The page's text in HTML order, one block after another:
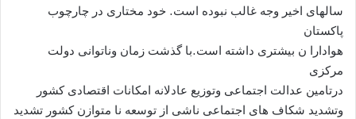
سالهای اخیر وجه غالب نبوده است. خود مختاری در چارچوب
پاکستان
هوادارا ن بیشتری داشته است.با گذشت زمان وناتوانی دولت
مرکزی
درتامین عدالت اجتماعی وتوزیع عادلانه امکانات اقتصادی کشور
وتشدید شکاف های اجتماعی ناشی از توسعه نا متوازن کشور تشدید